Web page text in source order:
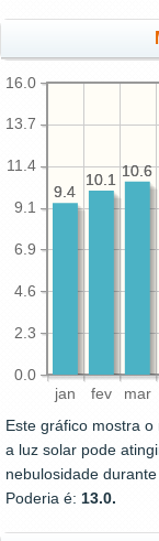
jan fev mar
0.0
2.3
4.6
6.9
9.1
11.4
13.7
16.0
10.6
10.1
9.4
10.6
10.1
9.4
Este gráfico mostra
a luz solar pode
nebulosidade
Poderia é: 13.0.